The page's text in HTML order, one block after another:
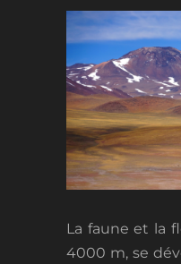
La faune et la
4000 m, se